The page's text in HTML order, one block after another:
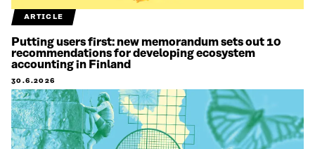
ARTICLE
Putting users first: new memorandum sets out 10
recommendations for developing ecosystem
accounting in Finland
30.6.2026